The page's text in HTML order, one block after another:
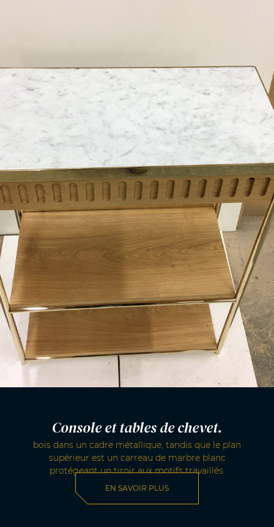
Console et tables de chevet.
bois dans un cadre métallique, tandis que le plan
supérieur est un carreau de marbre blanc
protégeant un tiroir aux motifs travaillés.
EN SAVOIR PLUS